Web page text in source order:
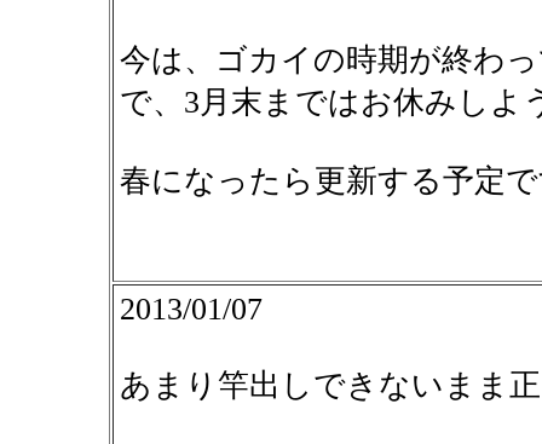
今は、ゴカイの時期が終わ
で、3月末まではお休みしよ
春になったら更新する予定
2013/01/07
あまり竿出しできないまま